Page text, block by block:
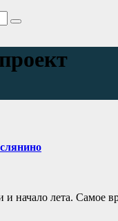
начало лета. Самое